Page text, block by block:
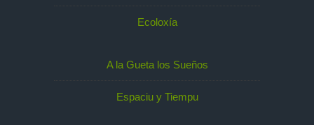
Ecoloxía
A la Gueta los Sueños
Espaciu y Tiempu